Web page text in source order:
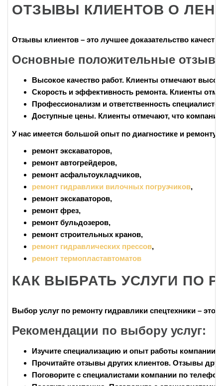
ОТЗЫВЫ КЛИЕНТОВ О
Отзывы клиентов – это лучшее доказательство
Основные положительные
Высокое качество работ. Клиенты отмечают
Скорость и эффективность ремонта. Клиенты
Профессионализм и ответственность специалистов
Доступные цены. Клиенты отмечают, что
У нас имеется большой опыт по диагностике и ремонту
ремонт экскаваторов,
ремонт автогрейдеров,
ремонт асфальтоукладчиков,
ремонт гидравлики вилочных погрузчиков,
ремонт экскаваторов,
ремонт фрез,
ремонт бульдозеров,
ремонт строительных кранов,
ремонт гидравлических прессов,
ремонт термопластавтоматов
КАК ВЫБРАТЬ УСЛУГИ ПО
Выбор услуг по ремонту гидравлики спецтехники – это
Рекомендации по выбору услуг:
Изучите специализацию и опыт работы компании
Прочитайте отзывы других клиентов. Отзывы
Поговорите с специалистами компании по